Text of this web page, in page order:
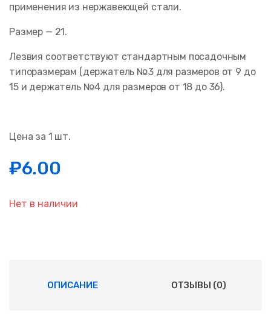
применения из нержавеющей стали.
Размер — 21.
Лезвия соответствуют стандартным посадочным
типоразмерам (держатель №3 для размеров от 9 до
15 и держатель №4 для размеров от 18 до 36).
Цена за 1 шт.
₽6.00
Нет в наличии
ОПИСАНИЕ ОТЗЫВЫ (0)